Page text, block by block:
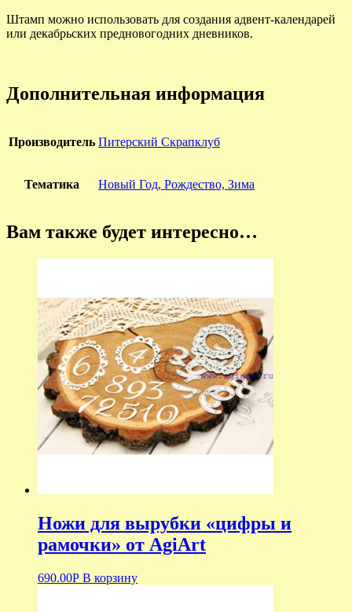
Штамп можно использовать для создания адвент-календарей
или декабрьских предновогодних дневников.
Дополнительная информация
Производитель Питерский Скрапклуб
Тематика Новый Год, Рождество, Зима
Вам также будет интересно…
Ножи для вырубки «цифры и
рамочки» от AgiArt
690.00Р В корзину